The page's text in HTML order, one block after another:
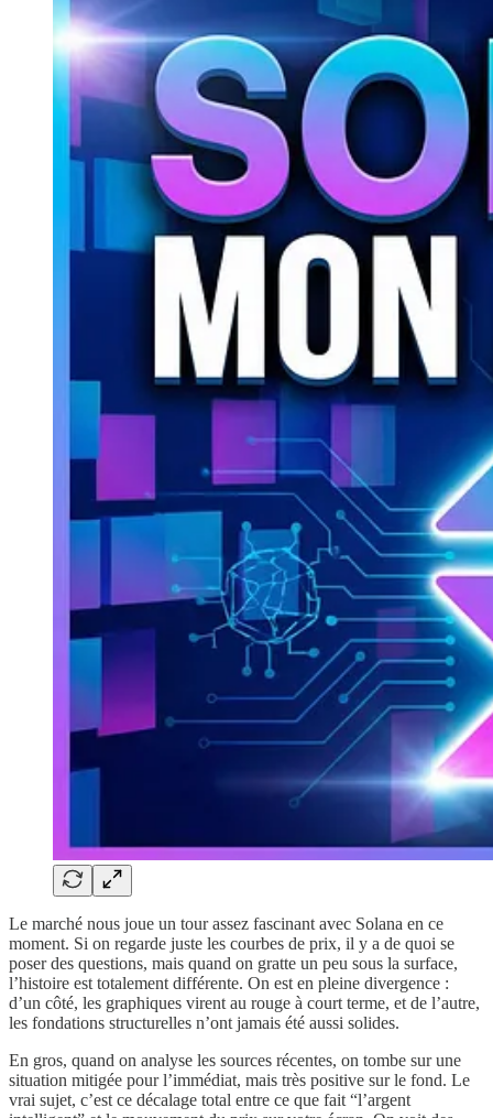
Le marché nous joue un tour assez fascinant avec Solana en ce
moment. Si on regarde juste les courbes de prix, il y a de quoi se
poser des questions, mais quand on gratte un peu sous la surface,
l’histoire est totalement différente. On est en pleine divergence :
d’un côté, les graphiques virent au rouge à court terme, et de l’autre,
les fondations structurelles n’ont jamais été aussi solides.
En gros, quand on analyse les sources récentes, on tombe sur une
situation mitigée pour l’immédiat, mais très positive sur le fond. Le
vrai sujet, c’est ce décalage total entre ce que fait “l’argent